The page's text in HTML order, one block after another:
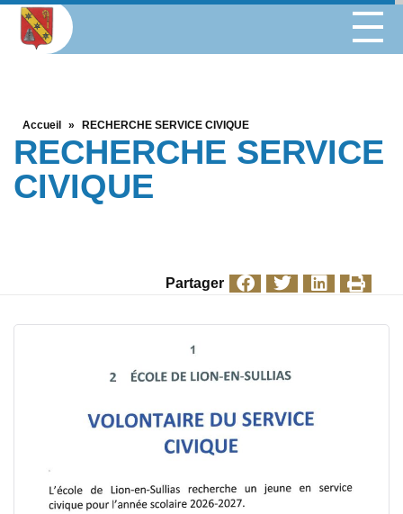
Accueil » RECHERCHE SERVICE CIVIQUE
RECHERCHE SERVICE
CIVIQUE
Partager